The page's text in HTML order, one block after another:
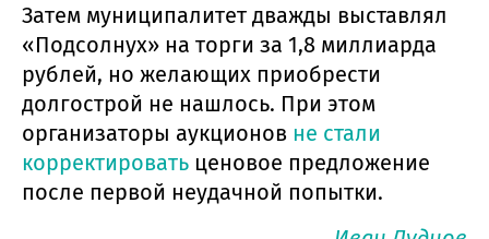
Затем муниципалитет дважды выставлял
«Подсолнух» на торги за 1,8 миллиарда
рублей, но желающих приобрести
долгострой не нашлось. При этом
организаторы аукционов не стали
корректировать ценовое предложение
после первой неудачной попытки.